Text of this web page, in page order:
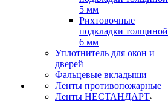
5 мм
Рихтовочные
подкладки толщиной
6 мм
Уплотнитель для окон и
дверей
Фальцевые вкладыши
Ленты противопожарные
Ленты НЕСТАНДАРТ